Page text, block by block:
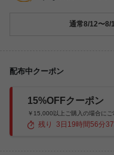
通常8/12〜8/
配布中クーポン
15%OFFクーポン
￥15,000以上ご購入の場合にご
残り 3 日 19 時間56分35